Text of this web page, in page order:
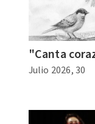
"Canta
Julio 2026, 30